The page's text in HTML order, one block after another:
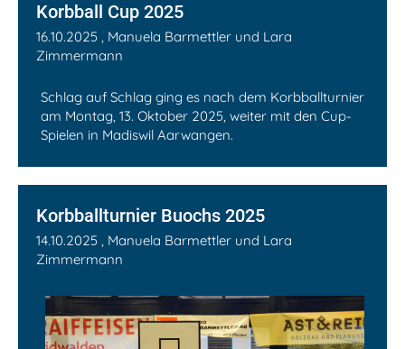
Korbball Cup 2025
16.10.2025 , Manuela Barmettler und Lara
Zimmermann
Schlag auf Schlag ging es nach dem Korbballturnier
am Montag, 13. Oktober 2025, weiter mit den Cup-
Spielen in Madiswil Aarwangen.
Korbballturnier Buochs 2025
14.10.2025 , Manuela Barmettler und Lara
Zimmermann